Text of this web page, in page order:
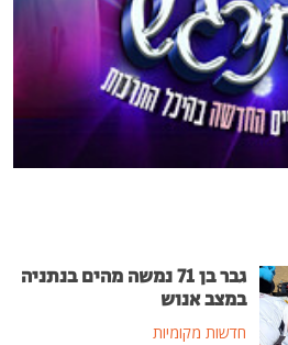
גבר בן 71 נמשה מהים בנתניה
במצב אנוש
חדשות מקומיות